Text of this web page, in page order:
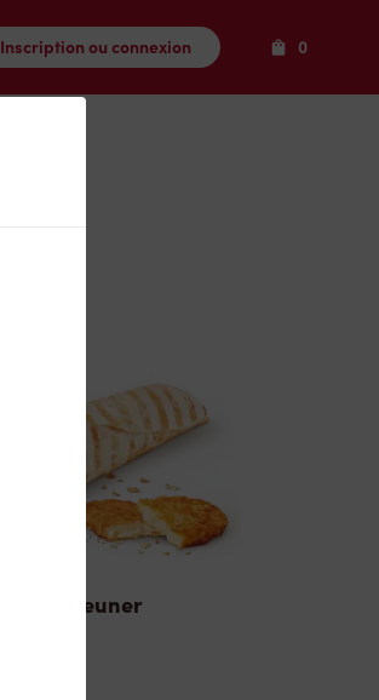
Inscription ou connexion 0Produits
Déjeuner